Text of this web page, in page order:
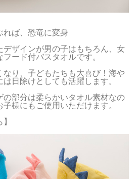
れば、恐竜に変身
デザインが男の子はもちろん、女
ード付バスタオルです。
なり、子どもたちも大喜び！海や
日除けとしても活躍します。
の部分は柔らかいタオル素材なの
様にもご使用いただけます。